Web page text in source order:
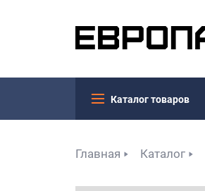
Каталог товаров
Главная Каталог